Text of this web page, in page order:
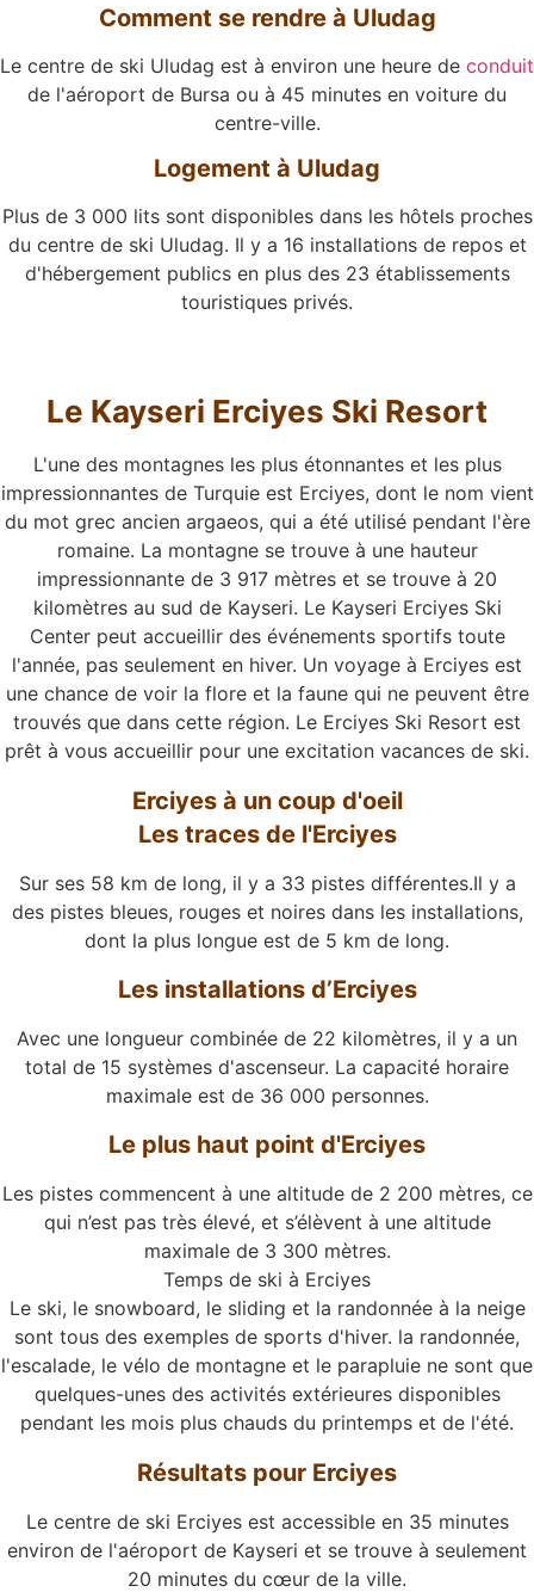
Comment se rendre à Uludag
Le centre de ski Uludag est à environ une heure de conduit
de l'aéroport de Bursa ou à 45 minutes en voiture du
centre-ville.
Logement à Uludag
Plus de 3 000 lits sont disponibles dans les hôtels proches
du centre de ski Uludag. Il y a 16 installations de repos et
d'hébergement publics en plus des 23 établissements
touristiques privés.
Le Kayseri Erciyes Ski Resort
L'une des montagnes les plus étonnantes et les plus
impressionnantes de Turquie est Erciyes, dont le nom vient
du mot grec ancien argaeos, qui a été utilisé pendant l'ère
romaine. La montagne se trouve à une hauteur
impressionnante de 3 917 mètres et se trouve à 20
kilomètres au sud de Kayseri. Le Kayseri Erciyes Ski
Center peut accueillir des événements sportifs toute
l'année, pas seulement en hiver. Un voyage à Erciyes est
une chance de voir la flore et la faune qui ne peuvent être
trouvés que dans cette région. Le Erciyes Ski Resort est
prêt à vous accueillir pour une excitation vacances de ski.
Erciyes à un coup d'oeil
Les traces de l'Erciyes
Sur ses 58 km de long, il y a 33 pistes différentes.Il y a
des pistes bleues, rouges et noires dans les installations,
dont la plus longue est de 5 km de long.
Les installations d’Erciyes
Avec une longueur combinée de 22 kilomètres, il y a un
total de 15 systèmes d'ascenseur. La capacité horaire
maximale est de 36 000 personnes.
Le plus haut point d'Erciyes
Les pistes commencent à une altitude de 2 200 mètres, ce
qui n’est pas très élevé, et s’élèvent à une altitude
maximale de 3 300 mètres.
Temps de ski à Erciyes
Le ski, le snowboard, le sliding et la randonnée à la neige
sont tous des exemples de sports d'hiver. la randonnée,
l'escalade, le vélo de montagne et le parapluie ne sont que
quelques-unes des activités extérieures disponibles
pendant les mois plus chauds du printemps et de l'été.
Résultats pour Erciyes
Le centre de ski Erciyes est accessible en 35 minutes
environ de l'aéroport de Kayseri et se trouve à seulement
20 minutes du cœur de la ville.